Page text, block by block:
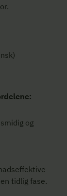
og
tidlig fase.